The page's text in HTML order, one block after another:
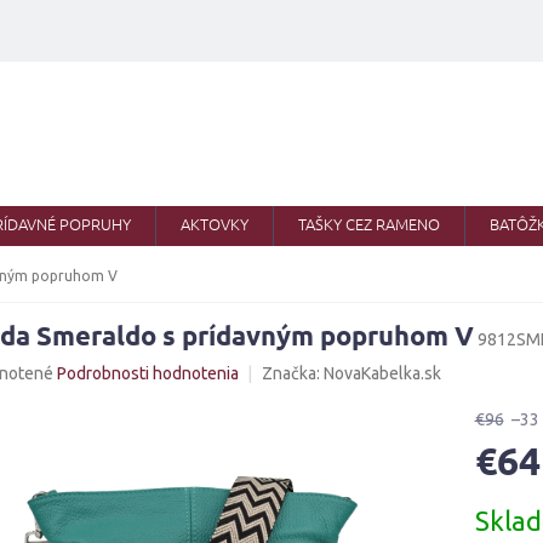
POPRUHY AKTOVKY TAŠKY CEZ RAMENO
popruhom V
Smeraldo s prídavným popruhom V
Podrobnosti hodnotenia Značka: NovaKabelka.sk
€96 –33
€64
cena: